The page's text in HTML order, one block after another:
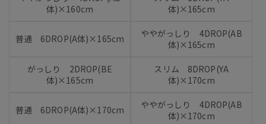
体)×160cm
体)×165cm
普通 6DROP(A体)×165cm
ややがっしり 4DROP(AB
体)×165cm
がっしり 2DROP(BE
体)×165cm
スリム 8DROP(YA
体)×170cm
普通 6DROP(A体)×170cm
ややがっしり 4DROP(AB
体)×170cm